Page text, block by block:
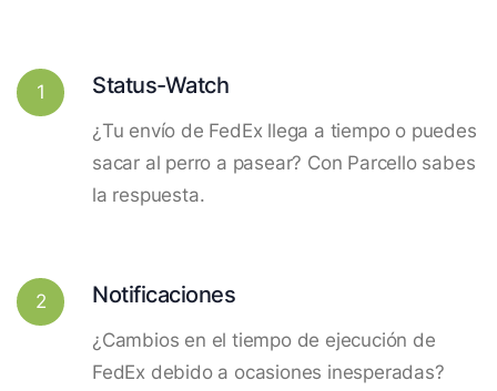
1 Status-Watch
¿Tu envío de FedEx llega a tiempo o puedes
sacar al perro a pasear? Con Parcello sabes
la respuesta.
2 Notificaciones
¿Cambios en el tiempo de ejecución de
FedEx debido a ocasiones inesperadas?